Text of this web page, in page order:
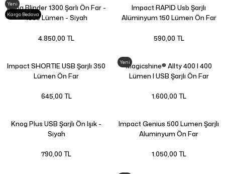
Yeni
Kargo Bedava
Knog Blinder 1300 Şarlı Ön Far -
1300 Lümen - Siyah
4.850,00 TL
Impact RAPID Usb Şarjlı
Alüminyum 150 Lümen Ön Far
590,00 TL
Impact SHORTIE USB Şarjlı 350
Lümen Ön Far
645,00 TL
YeniMagicshine® Allty 400 | 400
Lümen | USB Şarjlı Ön Far
1.600,00 TL
Knog Plus USB Şarjlı Ön Işık -
Siyah
790,00 TL
Impact Genius 500 Lumen Şarjlı
Aluminyum Ön Far
1.050,00 TL